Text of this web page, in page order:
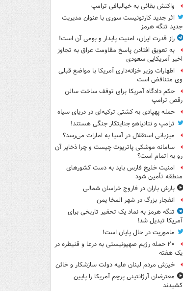
واکنش بقائی به خیالبافی ترامپ
اثر جدید کارتونیست سوری با عنوان مدیریت
جدید تنگه هرمز
راز قدرت ایران، امنیت پایدار و بومی آن است!
به تعویق افتادن پاسخ مقاومت عراق به تجاوز
اخیر آمریکایی سعودی
اظهارات وزیر خزانه‌داری آمریکا با مواضع قبلی
وی متناقض است
حکم دادگاه آمریکا برای توقف ساخت سالن
رقص ترامپ
حمله پهپادی به کشتی ترکیه‌ای در دریای سیاه
ترامپ و نتانیاهو جنایتکار جنگی هستند!
میزبانی استقلال در آسیا به امارات می‌رسد؟
سامانه موشکی پاتریوت چیست و چرا ذخایر آن
رو به اتمام است؟
امنیت خلیج فارس باید به دست کشورهای
منطقه تأمین شود
بارش باران در فاروج خراسان شمالی
انفجار بزرگ در شهر المخا یمن
تنگه هرمز به نماد یک تحقیر تاریخی برای
آمریکا تبدیل شد!
ماموریت در حال پایان است!
۲۰ حمله رژیم صهیونیستی به درعا و قنیطره در
یک هفته
خیزش مردم لبنان علیه دولت سازشکار و خائن
معترضان آرژانتینی پرچم آمریکا را پایین
کشیدند